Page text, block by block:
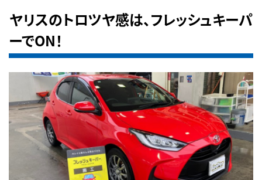
ヤリスのトロツヤ感は、フレッシュキーパ
ーでON！